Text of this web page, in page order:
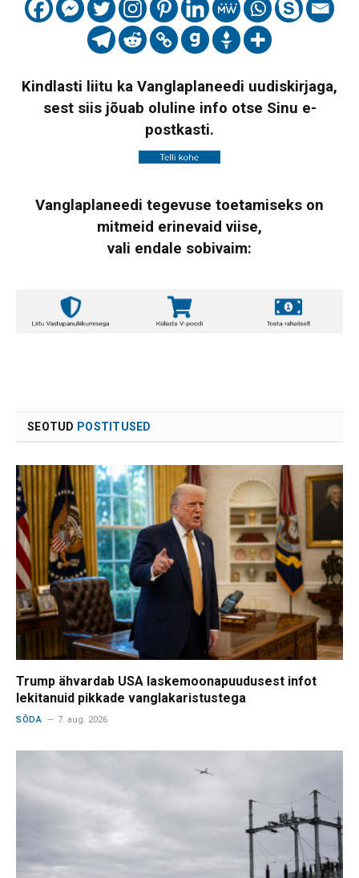
Kindlasti liitu ka Vanglaplaneedi uudiskirjaga,
sest siis jõuab oluline info otse Sinu e-
postkasti.
Vanglaplaneedi tegevuse toetamiseks on
mitmeid erinevaid viise,
vali endale sobivaim:
SEOTUD POSTITUSED
Trump ähvardab USA laskemoonapuudusest infot
lekitanuid pikkade vanglakaristustega
SÕDA 7. aug. 2026